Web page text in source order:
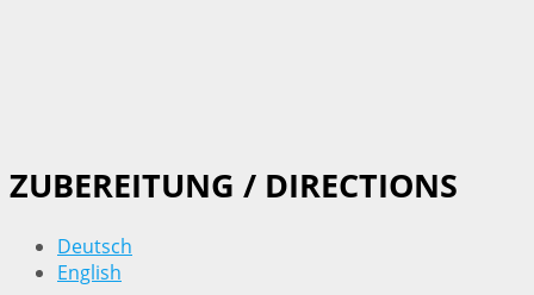
ZUBEREITUNG / DIRECTIONS
Deutsch
English